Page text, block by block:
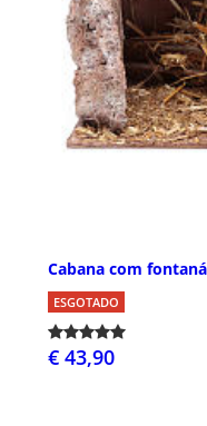
Cabana com
ESGOTADO
€ 43,90